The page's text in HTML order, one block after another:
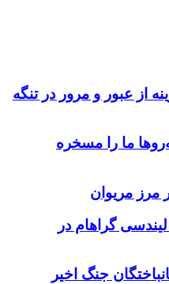
از عبور و مرور در تنگه
ما را مسخره
مریوان
گراهام در
جنگ اخیر